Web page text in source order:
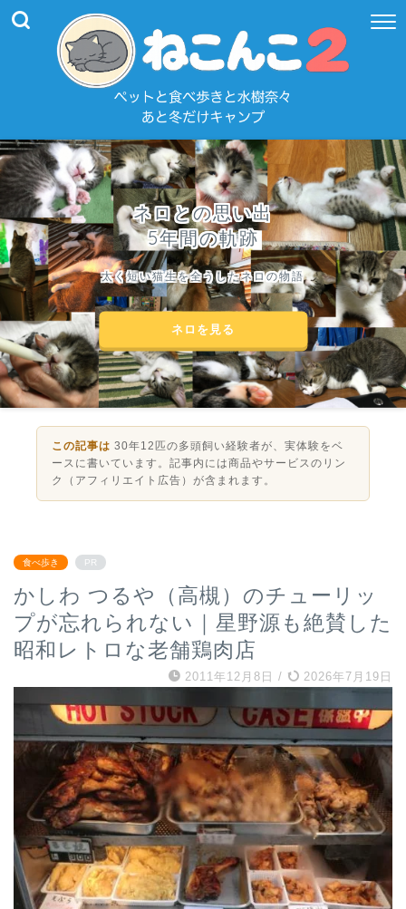
ネロとの思い出
5年間の軌跡
太く短い猫生を全うしたネロの物語
ネロを見る
この記事は 30年12匹の多頭飼い経験者が、実体験をベ
ースに書いています。記事内には商品やサービスのリン
ク（アフィリエイト広告）が含まれます。
食べ歩き PR
かしわ つるや（高槻）のチューリッ
プが忘れられない｜星野源も絶賛した
昭和レトロな老舗鶏肉店
2011年12月8日 / 2026年7月19日